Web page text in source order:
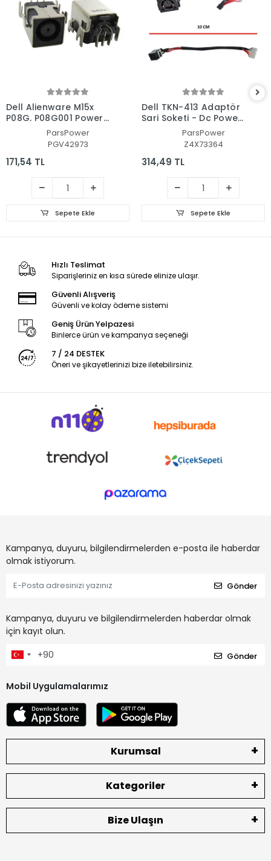
Dell Alienware M15x
P08G, P08G001 Power
Jack - Adaptör Soketi
ParsPower
PGV42973
171,54 TL
Sepete Ekle
Dell TKN-413 Adaptör
Şarj Soketi - Dc Power
ParsPower
Z4X73364
314,49 TL
Sepete Ekle
Hızlı Teslimat
Siparişleriniz en kısa sürede elinize ulaşır.
Güvenli Alışveriş
Güvenli ve kolay ödeme sistemi
Geniş Ürün Yelpazesi
Binlerce ürün ve kampanya seçeneği
7 / 24 DESTEK
Öneri ve şikayetlerinizi bize iletebilirsiniz.
Kampanya, duyuru, bilgilendirmelerden e-posta ile haberdar
olmak istiyorum.
Gönder
Kampanya, duyuru ve bilgilendirmelerden haberdar olmak
için kayıt olun.
Gönder
Mobil Uygulamalarımız
Kurumsal
Kategoriler
Bize Ulaşın